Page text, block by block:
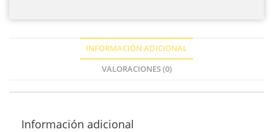
INFORMACIÓN ADICIONAL
VALORACIONES (0)
Información adicional